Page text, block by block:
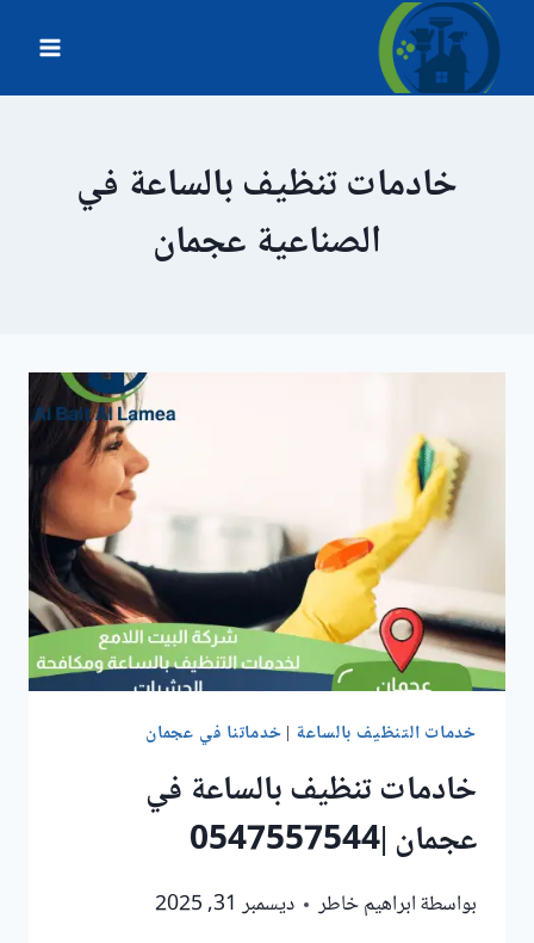
التجاوز
المحتوى
خادمات تنظيف بالساعة في
الصناعية عجمان
خدمات التنظيف بالساعة |خدماتنا في عجمان
خادمات تنظيف بالساعة في
عجمان |0547557544
بواسطةابراهيم خاطر ديسمبر 31, 2025